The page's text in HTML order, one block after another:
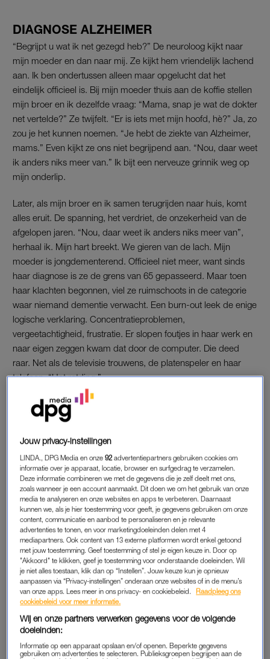
DIAGNOSE ALZHEIMER
“Begrijpt u wat ik net gezegd heb?” De neuroloog kijkt naar
mijn moeder en dan naar mij. Ze kijkt hem vriendelijk lachend
aan. Ik ben ondertussen alleen maar opgelucht dat het
eindelijk officieel is. Bij mijn moeder thuis aan de koffie stellen
mijn broer en ik dezelfde vraag: “Mama, snap je wat de dokter
net vertelde?” Ze twijfelt. “Er is iets met mijn hoofd, hè?” Ja, zo
zou je het kunnen noemen. “Je hebt de ziekte van Alzheimer,
mams.” Even kijkt ze ons niet begrijpend aan. “Nou, daar weet
ik anders niks meer van.” Ik bijt een nerveuze grinnik weg op
mijn onderlip.
Later, als mijn broer en ik samen terugrijden naar huis, komt
alles eruit. De spanning, het verdriet, de onzekerheid van de
afgelopen jaren. “Nou, daar weet ik anders niks meer van”,
herhaal ik. Mijn hart breekt. We gieren van de lach. Mijn
moeder is jongdementerend. Officieel niet meer, want sinds
haar diagnose is ze de grens van 65 gepasseerd. Maar toen
haar klachten begonnen, viel ze ruimschoots in de categorie
waar niemand dementie verwacht. Een burn-out leek de enige
logische verklaring. Concentratieproblemen,
vergeetachtigheid, frustratie. Er slopen foutjes in haar werk en
naar eigen zeggen kwam dat door de computer. Die deed
raar. Net als de televisie trouwens, de platenspeler en haar
telefoon. “Het rotding.”
Pas later kwam ik de briefjes tegen. Notitieblokken vol
geheugensteuntjes die achteraf lezen als de geschiedenis van
gebruiksaanwijzingen voor de oven en het alarm, meer
wachtwoorden en op een van de laatste blokken de namen
van mijn kinderen. Grip op haar mail hield ze door alles te
printen. Op de planken boven haar bureau vind ik bergen
spam terug, gebundeld in onlogische stapels, tussen soms wel
zeven paperclips. De stapels in insteekhoezen en die
insteekhoezen weer in mappen. Alsof een archief had moeten
voorkomen dat alles haar op een dag zou ontgaan.
Carola's man (47) heeft
dementie: 'Hij is er wel, maar
Jouw privacy-instellingen
LINDA., DPG Media en onze92 advertentiepartners gebruiken cookies om
informatie over je apparaat, locatie, browser en surfgedrag te verzamelen.
Deze informatie combineren we met de gegevens die je zelf deelt met ons,
zoals wanneer je een account aanmaakt. Dit doen we om het gebruik van onze
media te analyseren en onze websites en apps te verbeteren. Daarnaast
kunnen we, als je hier toestemming voor geeft, je gegevens gebruiken om onze
content, communicatie en aanbod te personaliseren en je relevante
advertenties te tonen, en voor marketingdoeleinden delen met 4
mediapartners. Ook content van 13 externe platformen wordt enkel getoond
met jouw toestemming. Geef toestemming of stel je eigen keuze in. Door op
"Akkoord" te klikken, geef je toestemming voor onderstaande doeleinden. Wil
je niet alles toestaan, klik dan op “Instellen”. Jouw keuze kun je opnieuw
aanpassen via “Privacy-instellingen” onderaan onze websites of in de menu’s
van onze apps. Lees meer in ons privacy- en cookiebeleid.
Raadpleeg ons
cookiebeleid voor meer informatie.
Wij en onze partners verwerken gegevens voor de volgende
doeleinden:
Informatie op een apparaat opslaan en/of openen. Beperkte gegevens
gebruiken om advertenties te selecteren. Publieksgroepen begrijpen aan de